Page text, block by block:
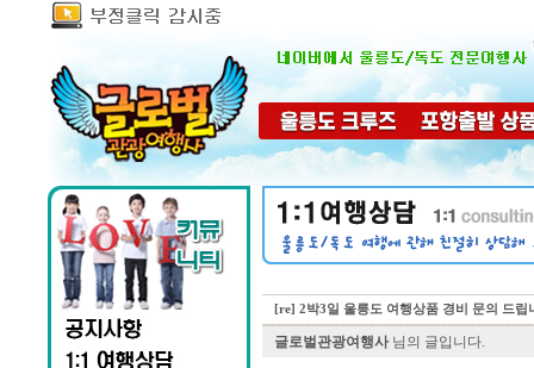
[re] 2박3일 울릉도 여행상품 경비 문의 드립
글로벌관광여행사님의 글입니다.